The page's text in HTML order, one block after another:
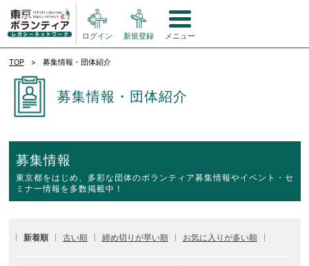
ログイン 新規登録 メニュー
TOP 募集情報・団体紹介
募集情報・団体紹介
募集情報
東京都をはじめ、多彩な団体のボランティア募集情報やイベント・セ
ミナー情報を多数掲載中！
新着順 古い順 締め切りが早い順 お気に入りが多い順